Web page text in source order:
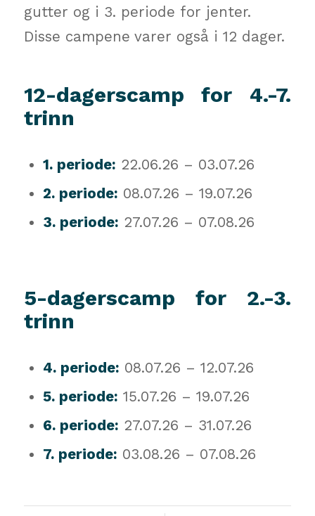
gutter og i 3. periode for jenter.
Disse campene varer også i 12 dager.
12-dagerscamp for 4.-7.
trinn
1. periode: 22.06.26 – 03.07.26
2. periode: 08.07.26 – 19.07.26
3. periode: 27.07.26 – 07.08.26
5-dagerscamp for 2.-3.
trinn
4. periode: 08.07.26 – 12.07.26
5. periode: 15.07.26 – 19.07.26
6. periode: 27.07.26 – 31.07.26
7. periode: 03.08.26 – 07.08.26